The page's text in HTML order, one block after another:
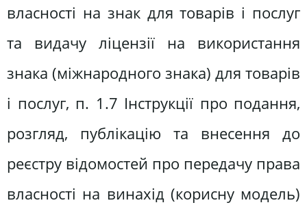
власності на знак для товарів і послуг
та видачу ліцензії на використання
знака (міжнародного знака) для товарів
і послуг, п. 1.7 Інструкції про подання,
розгляд, публікацію та внесення до
реєстру відомостей про передачу права
власності на винахід (корисну модель)